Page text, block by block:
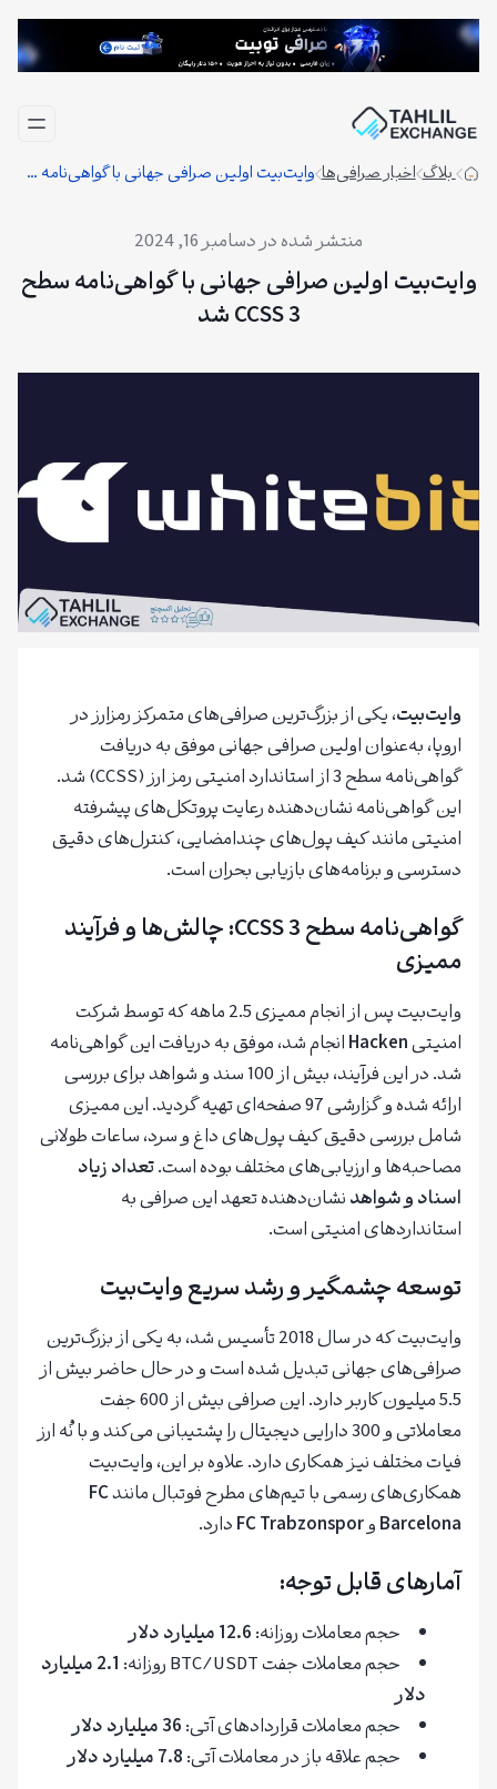
رفتن
بلاگ اخبار صرافی‌ها وایت‌بیت اولین صرافی جهانی با گواهی‌نامه سطح 3 CCSS شد
دسامبر 16, 2024
وایت‌بیت اولین صرافی جهانی با گواهی‌نامه سطح
3 CCSS شد
وایت‌بیت، یکی از بزرگ‌ترین صرافی‌های متمرکز رمزارز در
اروپا، به‌عنوان اولین صرافی جهانی موفق به دریافت
گواهی‌نامه سطح 3 از استاندارد امنیتی رمز ارز (CCSS) شد.
این گواهی‌نامه نشان‌دهنده رعایت پروتکل‌های پیشرفته
امنیتی مانند کیف پول‌های چندامضایی، کنترل‌های دقیق
دسترسی و برنامه‌های بازیابی بحران است.
گواهی‌نامه سطح 3 CCSS: چالش‌ها و فرآیند
ممیزی
وایت‌بیت پس از انجام ممیزی 2.5 ماهه که توسط شرکت
امنیتیHackenانجام شد، موفق به دریافت این گواهی‌نامه
شد. در این فرآیند، بیش از 100 سند و شواهد برای بررسی
ارائه شده و گزارشی 97 صفحه‌ای تهیه گردید. این ممیزی
شامل بررسی دقیق کیف پول‌های داغ و سرد، ساعات طولانی
مصاحبه‌ها و ارزیابی‌های مختلف بوده است.تعداد زیاد
اسناد و شواهدنشان‌دهنده تعهد این صرافی به
استانداردهای امنیتی است.
توسعه چشمگیر و رشد سریع وایت‌بیت
وایت‌بیت که در سال 2018 تأسیس شد، به یکی از بزرگ‌ترین
صرافی‌های جهانی تبدیل شده است و در حال حاضر بیش از
5.5 میلیون کاربر دارد. این صرافی بیش از 600 جفت
معاملاتی و 300 دارایی دیجیتال را پشتیبانی می‌کند و با نُه ارز
فیات مختلف نیز همکاری دارد. علاوه بر این، وایت‌بیت
همکاری‌های رسمی با تیم‌های مطرح فوتبال مانندFC
BarcelonaوFC Trabzonsporدارد.
آمارهای قابل توجه:
حجم معاملات روزانه:12.6 میلیارد دلار
حجم معاملات جفت BTC/USDT روزانه:
2.1 میلیارد
دلار
حجم معاملات قراردادهای آتی:36 میلیارد دلار
حجم علاقه باز در معاملات آتی:7.8 میلیارد دلار